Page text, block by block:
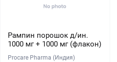
Рампин порошок д/ин.
1000 мг + 1000 мг (флакон)
Procare Pharma (Индия)